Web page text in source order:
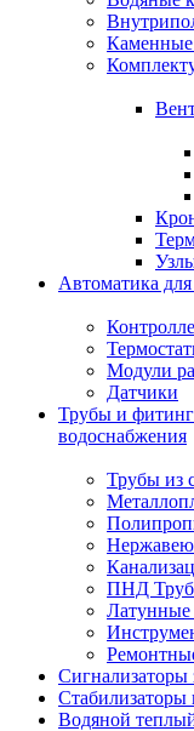
Каменные
Автоматика для
Модули
Датчики
Трубы и
водоснабжения
Трубы из
ПНД
Сигнализаторы
Стабилизаторы
Водяной